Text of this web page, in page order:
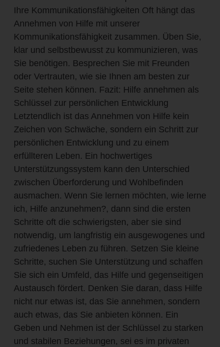
Ihre Kommunikationsfähigkeiten Oft hängt das
Annehmen von Hilfe mit unserer
Kommunikationsfähigkeit zusammen. Üben Sie,
klar und selbstbewusst zu kommunizieren, was
Sie benötigen. Besprechen Sie mit Freunden
oder Vertrauten, wie sie Ihnen am besten zur
Seite stehen können. Fazit: Hilfe annehmen als
Schlüssel zur persönlichen Entwicklung
Letztendlich ist das Annehmen von Hilfe kein
Zeichen von Schwäche, sondern ein Schritt zur
persönlichen Entwicklung und zu einem
erfüllteren Leben. Ein hochwertiges
Unterstützungssystem kann den Unterschied
zwischen Überforderung und Wohlbefinden
ausmachen. Wenn Sie lernen möchten, wie lerne
ich, Hilfe anzunehmen?, dann sind die ersten
Schritte oft die schwierigsten, aber sie sind
notwendig, um langfristig ein ausgewogenes und
zufriedenes Leben zu führen. Setzen Sie kleine
Schritte, suchen Sie Unterstützung und schaffen
Sie sich ein Umfeld, das Hilfe und gegenseitigen
Austausch fördert. Denken Sie daran, dass Hilfe
nicht nur etwas ist, das Sie annehmen, sondern
auch etwas, das Sie anbieten können. Ein
Geben und Nehmen ist der Schlüssel zu starken
und stabilen Beziehungen, sei es im privaten